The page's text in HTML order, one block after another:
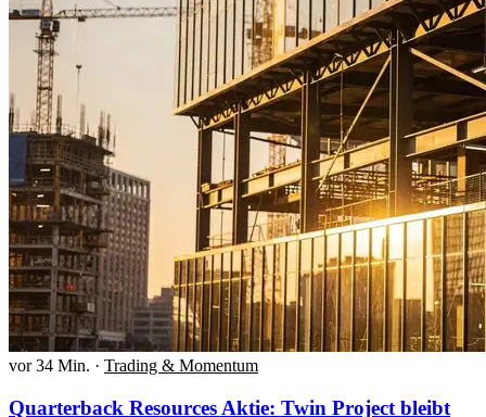
vor 34 Min. · Trading & Momentum
Quarterback Resources Aktie: Twin Project bleibt